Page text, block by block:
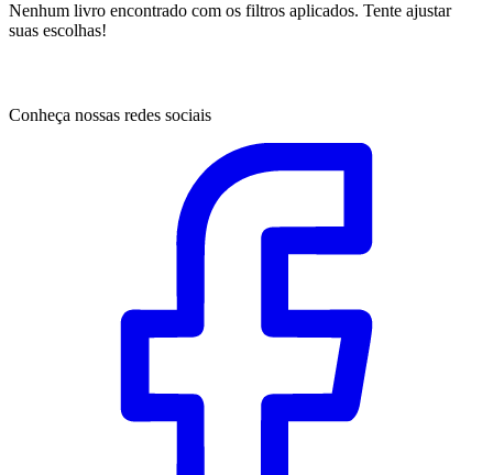
Nenhum livro encontrado com os filtros aplicados. Tente ajustar
suas escolhas!
Conheça nossas redes sociais